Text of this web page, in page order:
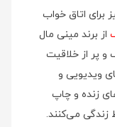
برای اتاق خواب
از برند مینی‌ مال
و پر از خلاقیت
ویدیویی و
زنده و چاپ
زندگی می‌کنند.